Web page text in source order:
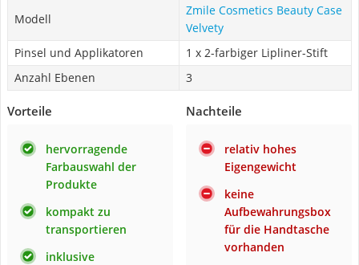
Modell
Zmile Cosmetics Beauty Case
Velvety
Pinsel und Applikatoren
1 x 2-farbiger Lipliner-Stift
Anzahl Ebenen
3
Vorteile
hervorragende
Farbauswahl der
Produkte
kompakt zu
transportieren
inklusive
Nachteile
relativ hohes
Eigengewicht
keine
Aufbewahrungsbox
für die Handtasche
vorhanden